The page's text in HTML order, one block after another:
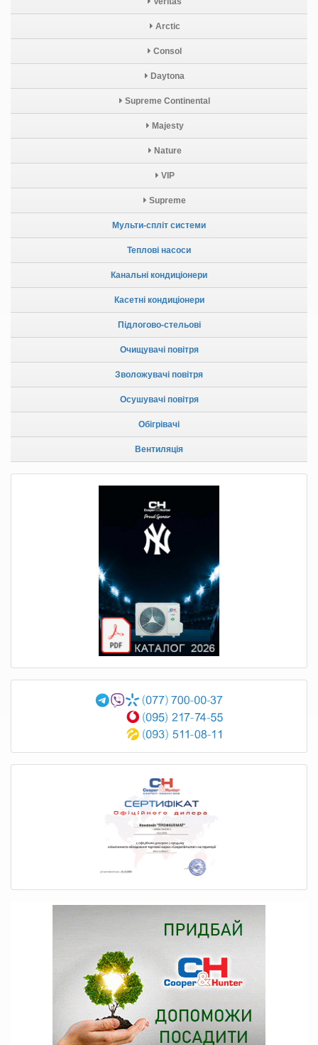
Arctic
Consol
Daytona
Supreme Continental
Majesty
Nature
VIP
Supreme
Мульти-спліт системи
Теплові насоси
Канальні кондиціонери
Касетні кондиціонери
Підлогово-стельові
Очищувачі повітря
Зволожувачі повітря
Осушувачі повітря
Обігрівачі
Вентиляція